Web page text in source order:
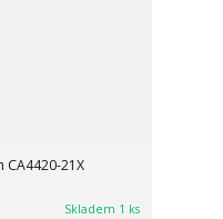
CA4420-21X
Skladem 1 ks